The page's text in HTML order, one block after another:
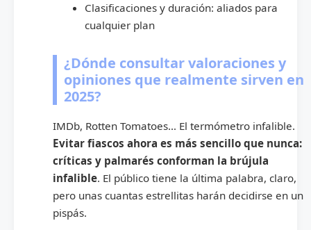
Clasificaciones y duración: aliados para
cualquier plan
¿Dónde consultar valoraciones y
opiniones que realmente sirven en
2025?
IMDb, Rotten Tomatoes… El termómetro infalible.
Evitar fiascos ahora es más sencillo que nunca:
críticas y palmarés conforman la brújula
infalible. El público tiene la última palabra, claro,
pero unas cuantas estrellitas harán decidirse en un
pispás.